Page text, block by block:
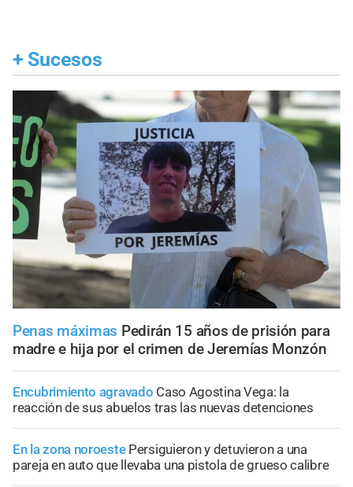
+ Sucesos
Penas máximas Pedirán 15 años de prisión para
madre e hija por el crimen de Jeremías Monzón
Encubrimiento agravado Caso Agostina Vega: la
reacción de sus abuelos tras las nuevas detenciones
En la zona noroeste Persiguieron y detuvieron a una
pareja en auto que llevaba una pistola de grueso calibre